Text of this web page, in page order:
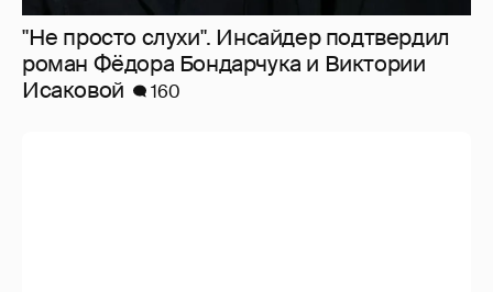
"Не просто слухи". Инсайдер подтвердил
роман Фёдора Бондарчука и Виктории
Исаковой
160